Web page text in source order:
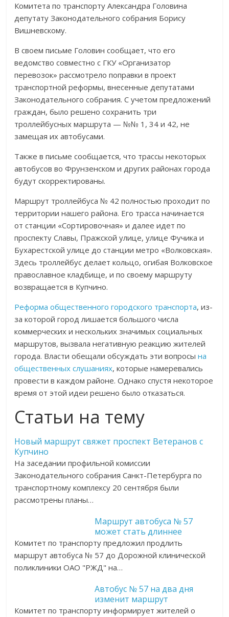
Комитета по транспорту Александра Головина
депутату Законодательного собрания Борису
Вишневскому.
В своем письме Головин сообщает, что его
ведомство совместно с ГКУ «Организатор
перевозок» рассмотрело поправки в проект
транспортной реформы, внесенные депутатами
Законодательного собрания. С учетом предложений
граждан, было решено сохранить три
троллейбусных маршрута — №№ 1, 34 и 42, не
замещая их автобусами.
Также в письме сообщается, что трассы некоторых
автобусов во Фрунзенском и других районах города
будут скорректированы.
Маршрут троллейбуса № 42 полностью проходит по
территории нашего района. Его трасса начинается
от станции «Сортировочная» и далее идет по
проспекту Славы, Пражской улице, улице Фучика и
Бухарестской улице до станции метро «Волковская».
Здесь троллейбус делает кольцо, огибая Волковское
православное кладбище, и по своему маршруту
возвращается в Купчино.
Реформа общественного городского транспорта, из-
за которой город лишается большого числа
коммерческих и нескольких значимых социальных
маршрутов, вызвала негативную реакцию жителей
города. Власти обещали обсуждать эти вопросына
общественных слушаниях, которые намеревались
провести в каждом районе. Однако спустя некоторое
время от этой идеи решено было отказаться.
Статьи на тему
Новый маршрут свяжет проспект Ветеранов с
Купчино
На заседании профильной комиссии
Законодательного собрания Санкт-Петербурга по
транспортному комплексу 20 сентября были
рассмотрены планы…
Маршрут автобуса № 57
может стать длиннее
Комитет по транспорту предложил продлить
маршрут автобуса № 57 до Дорожной клинической
поликлиники ОАО "РЖД" на…
Автобус № 57 на два дня
изменит маршрут
Комитет по транспорту информирует жителей о